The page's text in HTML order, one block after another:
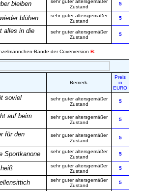
bleiben
sehr guter altersgemäßer
Zustand
5
blühen
sehr guter altersgemäßer
Zustand
5
alles in die
sehr guter altersgemäßer
Zustand
5
Bände der Coverversion B:
Bemerk.
Preis
in
EURO
soviel
sehr guter altersgemäßer
Zustand
5
auf beim
sehr guter altersgemäßer
Zustand
5
für den
sehr guter altersgemäßer
Zustand
5
Sportkanone
sehr guter altersgemäßer
Zustand
5
sehr guter altersgemäßer
Zustand
5
sehr guter altersgemäßer
Zustand
5